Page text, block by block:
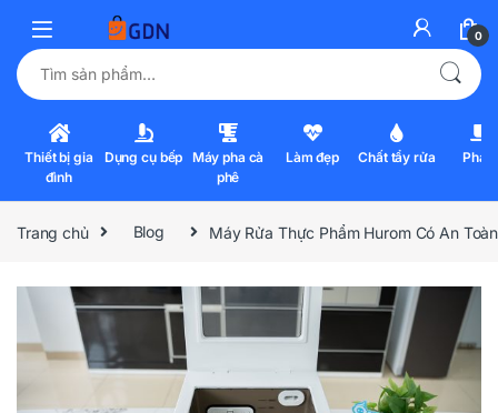
0
Tìm kiếm:
Thiết bị gia
đình
Dụng cụ bếp Máy pha cà
phê
Làm đẹp Chất tẩy rửa Pha
Trang chủ Blog Máy Rửa Thực Phẩm Hurom Có An